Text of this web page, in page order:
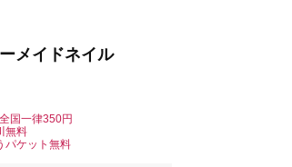
メイドネイル
国一律350円
無料
パケット無料